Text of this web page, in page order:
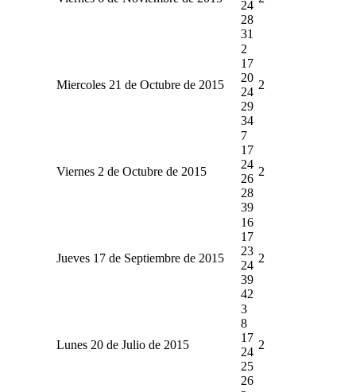
24
28
31
Miercoles 21 de Octubre de 2015
2
17
20
24
29
34
2
Viernes 2 de Octubre de 2015
7
17
24
26
28
39
2
Jueves 17 de Septiembre de 2015
16
17
23
24
39
42
2
Lunes 20 de Julio de 2015
3
8
17
24
25
26
2